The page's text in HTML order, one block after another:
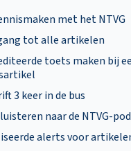
met het NTVG
tot alle artikelen
toets maken bij
3 keer in de bus
naar de NTVG-
alerts voor